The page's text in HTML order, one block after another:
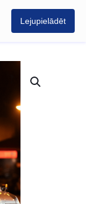
Lejupielādēt